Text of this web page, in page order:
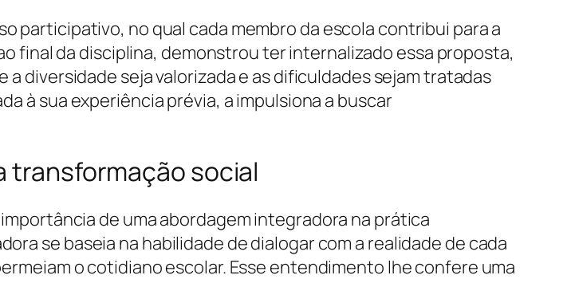
participativo, no qual cada membro da escola contribui para a
final da disciplina, demonstrou ter internalizado essa proposta,
diversidade seja valorizada e as dificuldades sejam tratadas
à sua experiência prévia, a impulsiona a buscar
transformação social
de uma abordagem integradora na prática
se baseia na habilidade de dialogar com a realidade de cada
o cotidiano escolar. Esse entendimento lhe confere uma